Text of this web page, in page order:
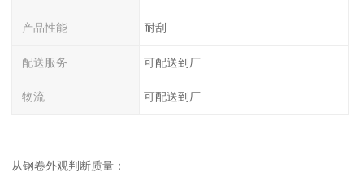
产品性能 耐刮
配送服务 可配送到厂
物流 可配送到厂
从钢卷外观判断质量：